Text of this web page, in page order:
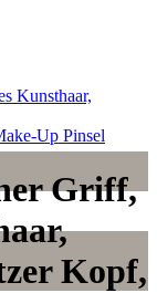
Up Pinsel
Griff,
Kopf,